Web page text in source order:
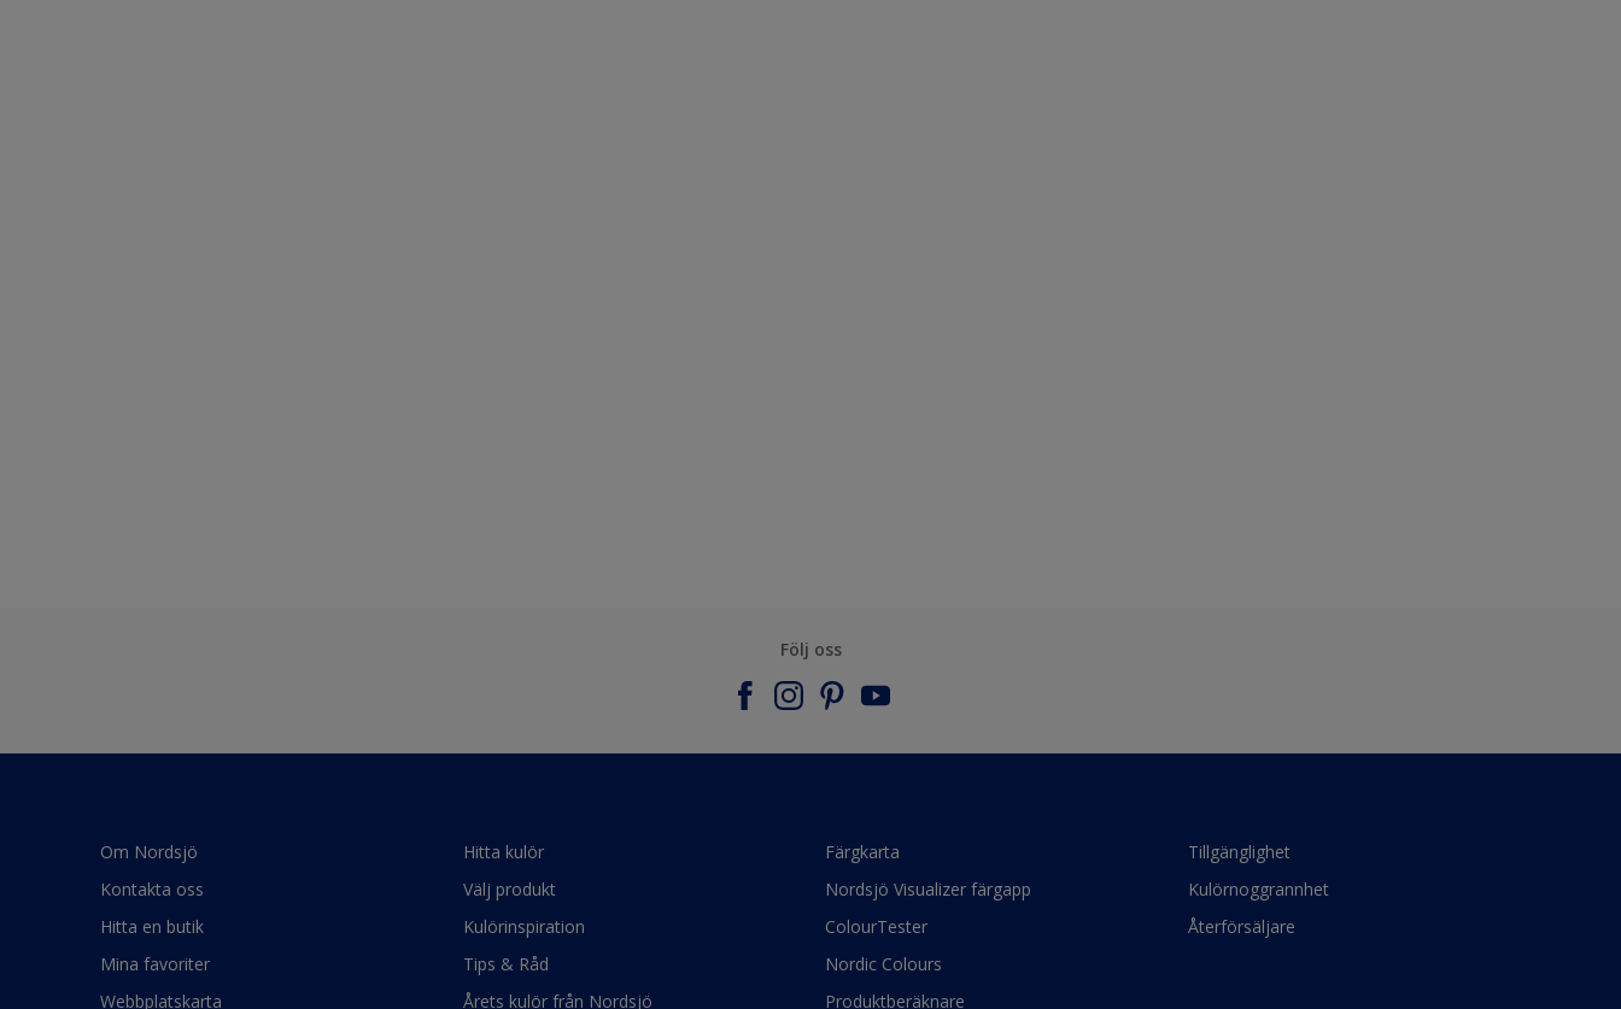
Följ oss
Om Nordsjö
Kontakta oss
Hitta en butik
Mina favoriter
Webbplatskarta
Hitta kulör
Välj produkt
Kulörinspiration
Tips & Råd
Årets kulör från Nordsjö
Färgkarta
Nordsjö Visualizer färgapp
ColourTester
Nordic Colours
Produktberäknare
Tillgänglighet
Kulörnoggrannhet
Återförsäljare